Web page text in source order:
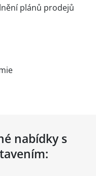
plánů prodejů
nabídky s